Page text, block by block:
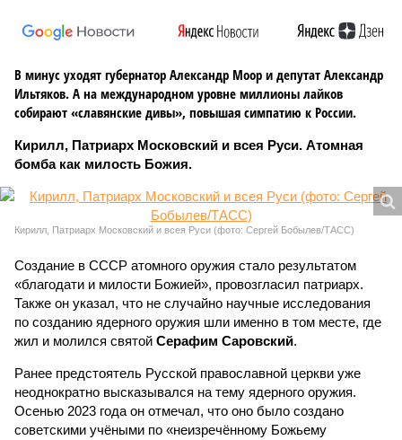
В минус уходят губернатор Александр Моор и депутат Александр
Ильтяков. А на международном уровне миллионы лайков
собирают «славянские дивы», повышая симпатию к России.
Кирилл, Патриарх Московский и всея Руси. Атомная
бомба как милость Божия.
Кирилл, Патриарх Московский и всея Руси (фото: Сергей Бобылев/ТАСС)
Создание в СССР атомного оружия стало результатом
«благодати и милости Божией», провозгласил патриарх.
Также он указал, что не случайно научные исследования
по созданию ядерного оружия шли именно в том месте, где
жил и молился святой Серафим Саровский.
Ранее предстоятель Русской православной церкви уже
неоднократно высказывался на тему ядерного оружия.
Осенью 2023 года он отмечал, что оно было создано
советскими учёными по «неизречённому Божьему